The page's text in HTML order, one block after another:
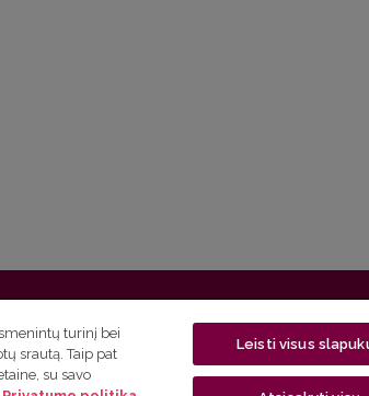
g. 5, LT-01131 Vilnius
tel. (0 5) 268 7208 | El. paštasstudijos@flf.vu.lt
turinį bei
srautą. Taip pat
su savo
Leisti visus